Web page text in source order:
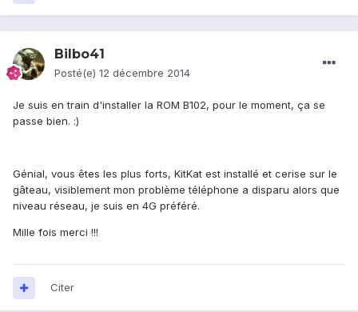
Bilbo41
Posté(e) 12 décembre 2014
Je suis en train d'installer la ROM B102, pour le moment, ça se
passe bien. :)
Génial, vous êtes les plus forts, KitKat est installé et cerise sur le
gâteau, visiblement mon problème téléphone a disparu alors que
niveau réseau, je suis en 4G préféré.
Mille fois merci !!!
Citer